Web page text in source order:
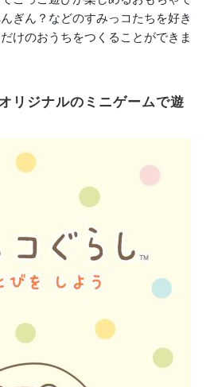
ぎん？などのすみっコたちを好き
けのおうちをつくることができま
リジナルのミニゲームで遊